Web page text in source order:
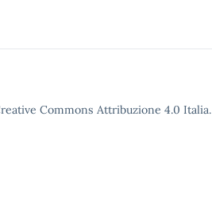
Commons Attribuzione 4.0 Italia.